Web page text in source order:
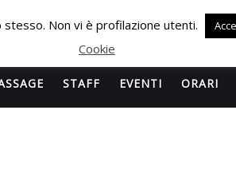
STAFF EVENTI ORARI
Non vi è profilazione utenti.
Cookie